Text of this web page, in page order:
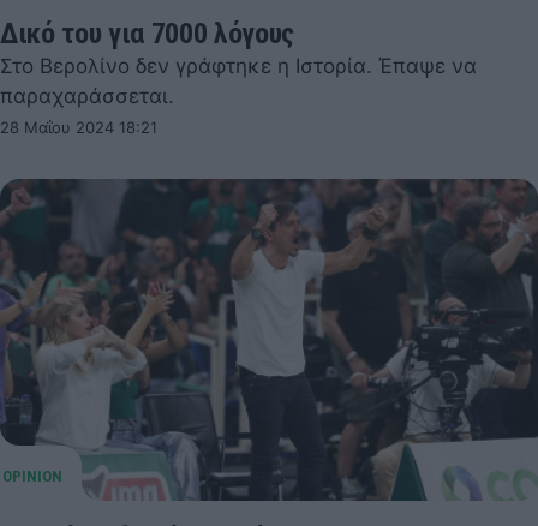
Δικό του για 7000 λόγους
Στο Βερολίνο δεν γράφτηκε η Ιστορία. Έπαψε να
παραχαράσσεται.
28 Μαΐου 2024 18:21